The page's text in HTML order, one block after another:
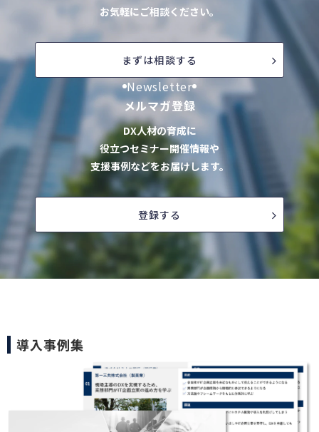
お気軽にご相談ください。
まずは相談する
Newsletter
メルマガ登録
DX人材の育成に
役立つセミナー開催情報や
支援事例などをお届けします。
登録する
導入事例集